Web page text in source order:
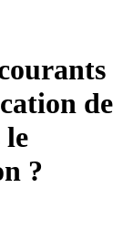
de
le
?